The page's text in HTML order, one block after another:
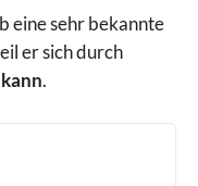
eine sehr bekannte
er sich durch
.